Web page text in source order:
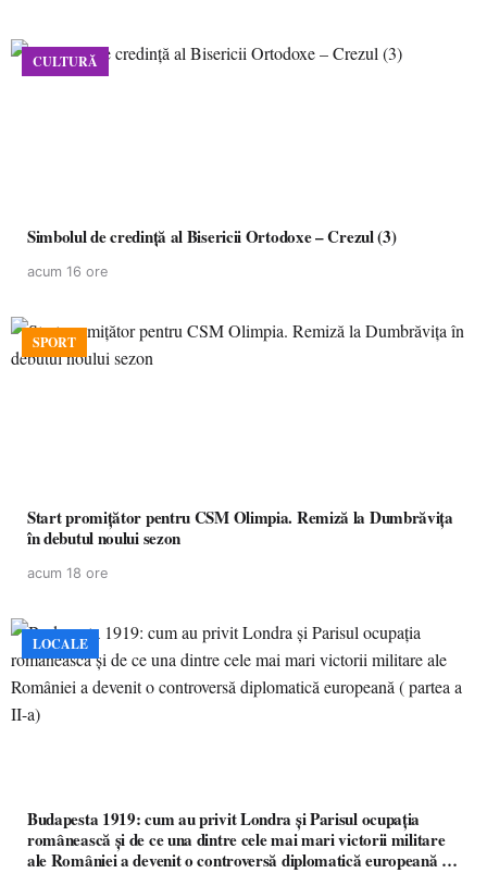
CULTURĂ
Simbolul de credinţă al Bisericii Ortodoxe – Crezul (3)
acum 16 ore
SPORT
Start promițător pentru CSM Olimpia. Remiză la Dumbrăvița
în debutul noului sezon
acum 18 ore
LOCALE
Budapesta 1919: cum au privit Londra și Parisul ocupația
românească și de ce una dintre cele mai mari victorii militare
ale României a devenit o controversă diplomatică europeană (